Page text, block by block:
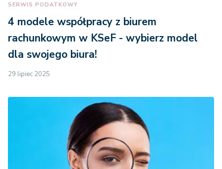
SERWIS PODATKOWY
4 modele współpracy z biurem
rachunkowym w KSeF - wybierz model
dla swojego biura!
29 lipiec 2025